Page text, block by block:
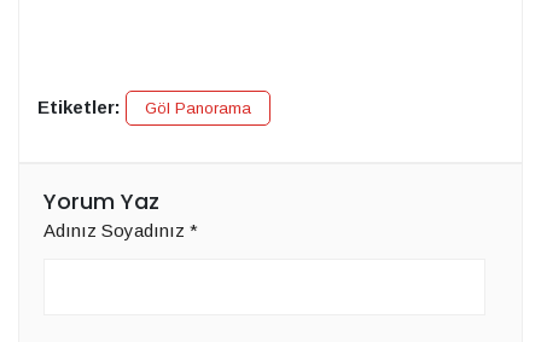
Etiketler: Göl Panorama
Yorum Yaz
Adınız Soyadınız *